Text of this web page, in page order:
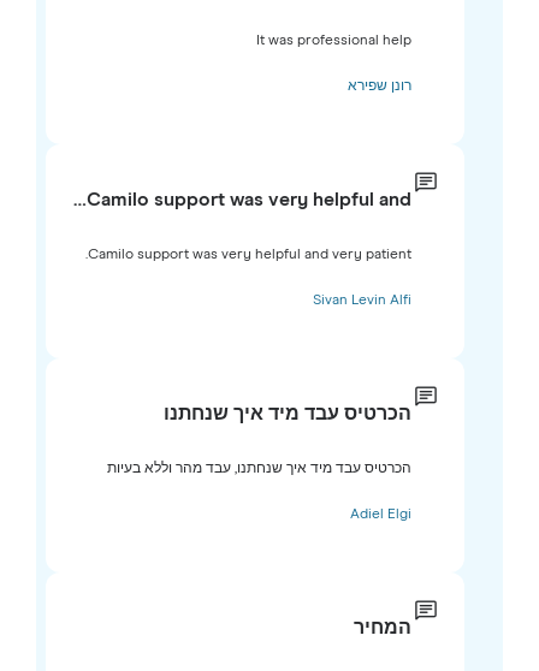
It was professional help
רונן שפירא
Camilo support was very helpful and…
Camilo support was very helpful and very patient.
Sivan Levin Alfi
הכרטיס עבד מיד איך שנחתנו
הכרטיס עבד מיד איך שנחתנו, עבד מהר וללא בעיות
Adiel Elgi
המחיר